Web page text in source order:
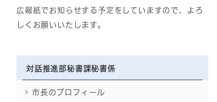
広報紙でお知らせする予定をしていますので、よろ
しくお願いいたします。
対話推進部秘書課秘書係
市長のプロフィール